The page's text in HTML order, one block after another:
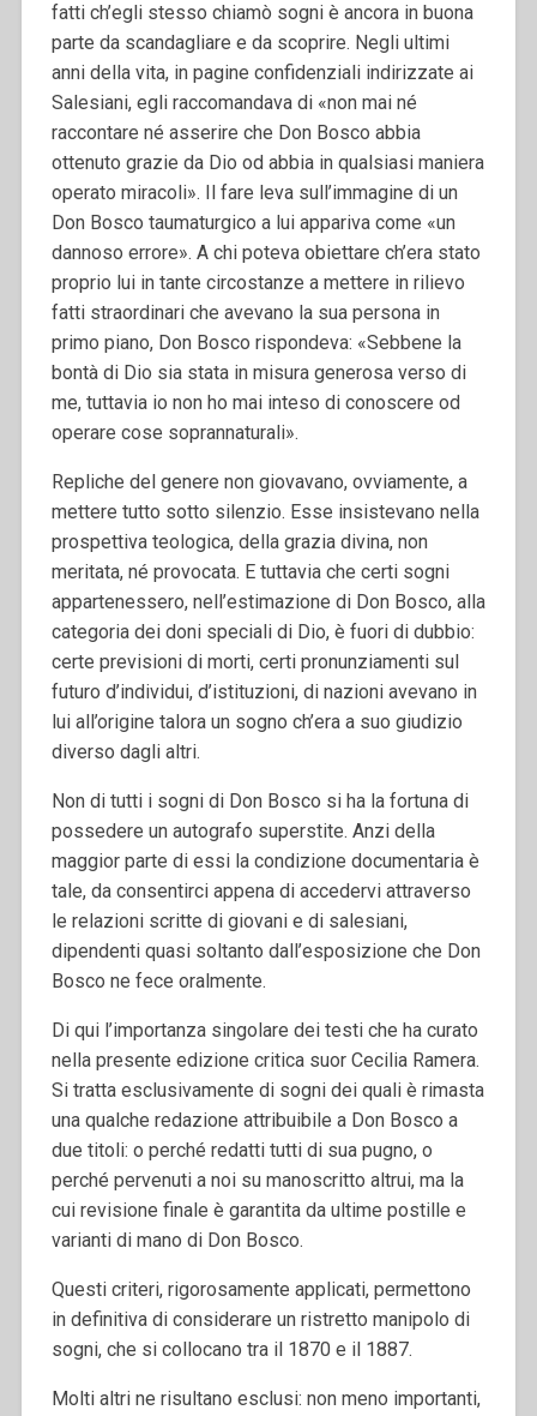
fatti ch’egli stesso chiamò sogni è ancora in buona
parte da scandagliare e da scoprire. Negli ultimi
anni della vita, in pagine confidenziali indirizzate ai
Salesiani, egli raccomandava di «non mai né
raccontare né asserire che Don Bosco abbia
ottenuto grazie da Dio od abbia in qualsiasi maniera
operato miracoli». Il fare leva sull’immagine di un
Don Bosco taumaturgico a lui appariva come «un
dannoso errore». A chi poteva obiettare ch’era stato
proprio lui in tante circostanze a mettere in rilievo
fatti straordinari che avevano la sua persona in
primo piano, Don Bosco rispondeva: «Sebbene la
bontà di Dio sia stata in misura generosa verso di
me, tuttavia io non ho mai inteso di conoscere od
operare cose soprannaturali».
Repliche del genere non giovavano, ovviamente, a
mettere tutto sotto silenzio. Esse insistevano nella
prospettiva teologica, della grazia divina, non
meritata, né provocata. E tuttavia che certi sogni
appartenessero, nell’estimazione di Don Bosco, alla
categoria dei doni speciali di Dio, è fuori di dubbio:
certe previsioni di morti, certi pronunziamenti sul
futuro d’individui, d’istituzioni, di nazioni avevano in
lui all’origine talora un sogno ch’era a suo giudizio
diverso dagli altri.
Non di tutti i sogni di Don Bosco si ha la fortuna di
possedere un autografo superstite. Anzi della
maggior parte di essi la condizione documentaria è
tale, da consentirci appena di accedervi attraverso
le relazioni scritte di giovani e di salesiani,
dipendenti quasi soltanto dall’esposizione che Don
Bosco ne fece oralmente.
Di qui l’importanza singolare dei testi che ha curato
nella presente edizione critica suor Cecilia Ramera.
Si tratta esclusivamente di sogni dei quali è rimasta
una qualche redazione attribuibile a Don Bosco a
due titoli: o perché redatti tutti di sua pugno, o
perché pervenuti a noi su manoscritto altrui, ma la
cui revisione finale è garantita da ultime postille e
varianti di mano di Don Bosco.
Questi criteri, rigorosamente applicati, permettono
in definitiva di considerare un ristretto manipolo di
sogni, che si collocano tra il 1870 e il 1887.
Molti altri ne risultano esclusi: non meno importanti,